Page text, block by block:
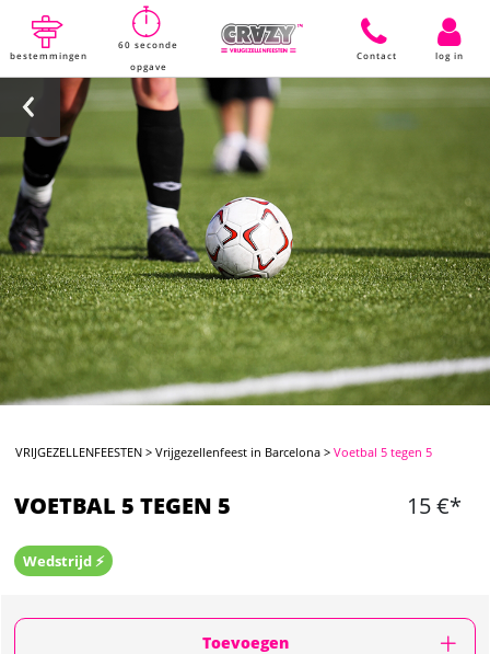
bestemmingen
60 seconde
opgave
Contact log in
VRIJGEZELLENFEESTEN >Vrijgezellenfeest in Barcelona >Voetbal 5 tegen 5
VOETBAL 5 TEGEN 5 15 €*
Wedstrijd ⚡️
Toevoegen